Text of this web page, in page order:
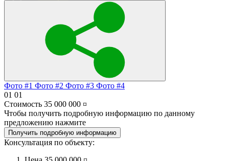
Фото #1 Фото #2 Фото #3 Фото #4
01 01
Стоимость 35 000 000 ¤
Чтобы получить подробную информацию по данному
предложению нажмите
Получить подробную информацию
Консультация по объекту: